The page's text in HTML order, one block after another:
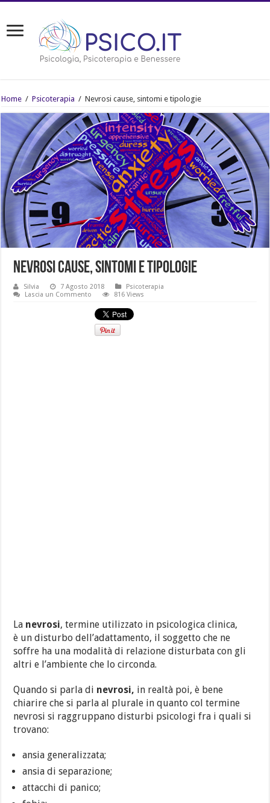
Home / Psicoterapia / Nevrosi cause, sintomi e tipologie
Nevrosi cause, sintomi e tipologie
Silvia 7 Agosto 2018
Psicoterapia
Lascia un Commento
816 Views
La nevrosi, termine utilizzato in psicologica clinica,
è un disturbo dell’adattamento, il soggetto che ne
soffre ha una modalità di relazione disturbata con gli
altri e l’ambiente che lo circonda.
Quando si parla di nevrosi, in realtà poi, è bene
chiarire che si parla al plurale in quanto col termine
nevrosi si raggruppano disturbi psicologi fra i quali si
trovano:
ansia generalizzata;
ansia di separazione;
attacchi di panico;